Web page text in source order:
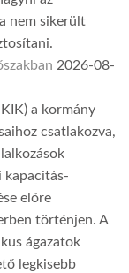
nem sikerült
2026-08-
a kormány
csatlakozva,
kapacitás-
előre
történjen. A
ágazatok
legkisebb